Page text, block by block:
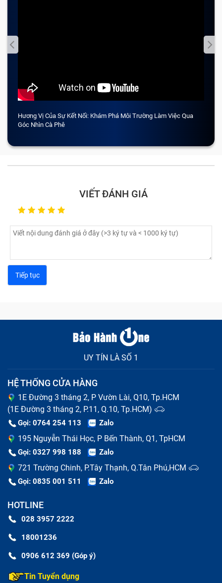
Hương Vị Của Sự Kết Nối: Khám Phá Môi Trường Làm Việc Qua
Góc Nhìn Cà Phê
VIẾT ĐÁNH GIÁ
UY TÍN LÀ SỐ 1
HỆ THỐNG CỬA HÀNG
1E Đường 3 tháng 2, P Vườn Lài, Q10, Tp.HCM
(1E Đường 3 tháng 2, P.11, Q.10, Tp.HCM)
Gọi: 0764 254 113 Zalo
195 Nguyễn Thái Học, P Bến Thành, Q1, TpHCM
Gọi: 0327 998 188 Zalo
721 Trường Chinh, P.Tây Thạnh, Q.Tân Phú,HCM
Gọi: 0835 001 511 Zalo
HOTLINE
028 3957 2222
18001236
0906 612 369 (Góp ý)
Tin Tuyển dụng